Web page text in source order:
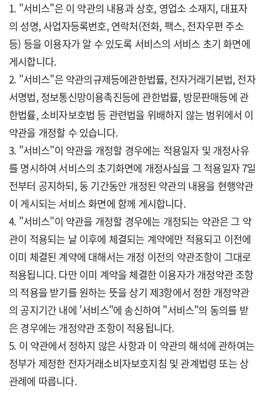
1. "서비스"은 이 약관의 내용과 상호, 영업소 소재지, 대표자
의 성명, 사업자등록번호, 연락처(전화, 팩스, 전자우편 주소
등) 등을 이용자가 알 수 있도록 서비스의 서비스 초기 화면에
게시합니다.
2. "서비스"은 약관의규제등에관한법률, 전자거래기본법, 전자
서명법, 정보통신망이용촉진등에 관한법률, 방문판매등에 관
한법률, 소비자보호법 등 관련법을 위배하지 않는 범위에서 이
약관을 개정할 수 있습니다.
3. "서비스"이 약관을 개정할 경우에는 적용일자 및 개정사유
를 명시하여 서비스의 초기화면에 개정사실을 그 적용일자 7일
전부터 공지하되, 동 기간동안 개정된 약관의 내용을 현행약관
이 게시되는 서비스 화면에 함께 게시합니다.
4. "서비스"이 약관을 개정할 경우에는 개정되는 약관은 그 약
관이 적용되는 날 이후에 체결되는 계약에만 적용되고 이전에
이미 체결된 계약에 대해서는 개정 이전의 약관조항이 그대로
적용됩니다. 다만 이미 계약을 체결한 이용자가 개정약관 조항
의 적용을 받기를 원하는 뜻을 상기 제3항에서 정한 개정약관
의 공지기간 내에 '서비스"에 송신하여 "서비스"의 동의를 받
은 경우에는 개정약관 조항이 적용됩니다.
5. 이 약관에서 정하지 않은 사항과 이 약관의 해석에 관하여는
정부가 제정한 전자거래소비자보호지침 및 관계법령 또는 상
관례에 따릅니다.